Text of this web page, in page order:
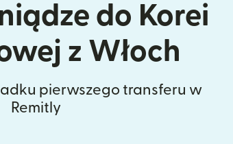
do Korei
z Włoch
pierwszego transferu w
Remitly